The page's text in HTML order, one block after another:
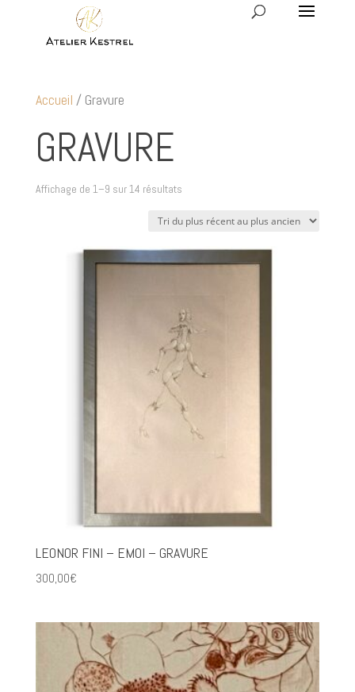
Accueil / Gravure
GRAVURE
Affichage de 1–9 sur 14 résultatsTrié
plus
récent
au
ancien
LEONOR FINI – EMOI – GRAVURE
300,00€